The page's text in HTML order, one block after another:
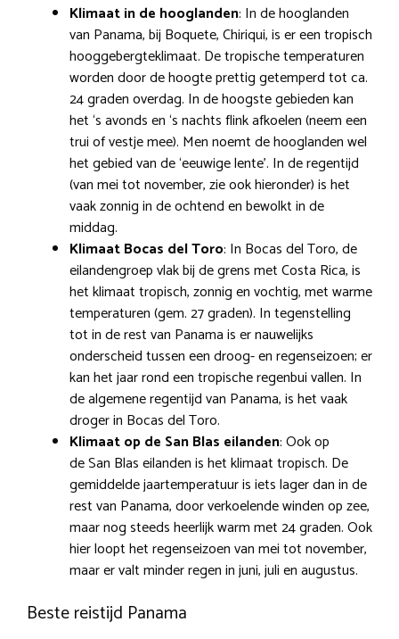
Klimaat in de hooglanden: In de hooglanden
van Panama, bij Boquete, Chiriqui, is er een tropisch
hooggebergteklimaat. De tropische temperaturen
worden door de hoogte prettig getemperd tot ca.
24 graden overdag. In de hoogste gebieden kan
het ‘s avonds en ‘s nachts flink afkoelen (neem een
trui of vestje mee). Men noemt de hooglanden wel
het gebied van de ‘eeuwige lente’. In de regentijd
(van mei tot november, zie ook hieronder) is het
vaak zonnig in de ochtend en bewolkt in de
middag.
Klimaat Bocas del Toro: In Bocas del Toro, de
eilandengroep vlak bij de grens met Costa Rica, is
het klimaat tropisch, zonnig en vochtig, met warme
temperaturen (gem. 27 graden). In tegenstelling
tot in de rest van Panama is er nauwelijks
onderscheid tussen een droog- en regenseizoen; er
kan het jaar rond een tropische regenbui vallen. In
de algemene regentijd van Panama, is het vaak
droger in Bocas del Toro.
Klimaat op de San Blas eilanden: Ook op
de San Blas eilanden is het klimaat tropisch. De
gemiddelde jaartemperatuur is iets lager dan in de
rest van Panama, door verkoelende winden op zee,
maar nog steeds heerlijk warm met 24 graden. Ook
hier loopt het regenseizoen van mei tot november,
maar er valt minder regen in juni, juli en augustus.
Beste reistijd Panama